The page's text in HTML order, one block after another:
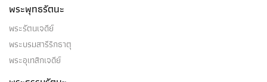
พระพุทธรัตนะ
พระรัตนเจดีย์
พระบรมสารีริกธาตุ
พระอุเทสิกเจดีย์